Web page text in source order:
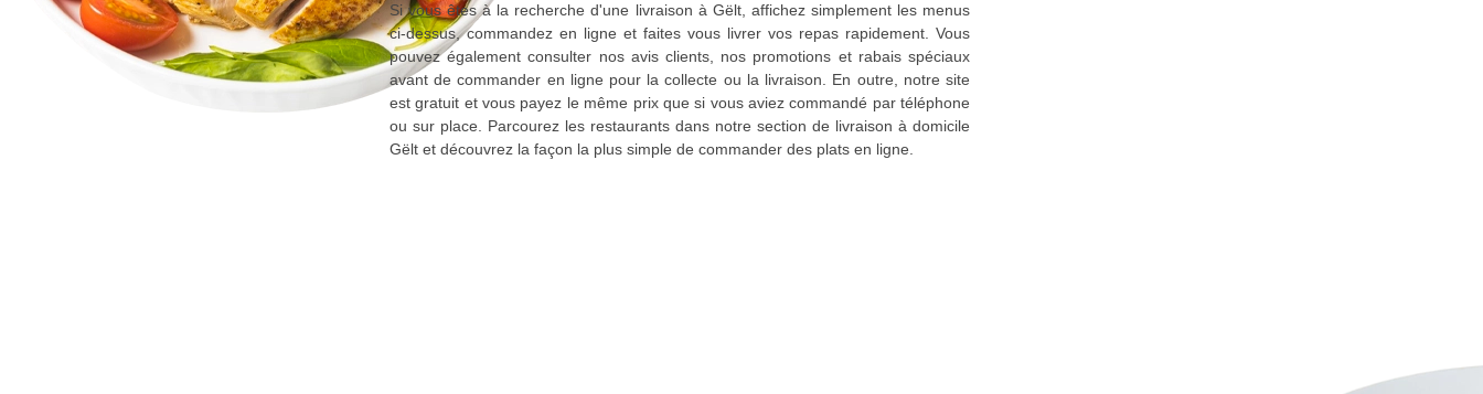
Si vous êtes à la recherche d'une livraison à Gëlt, affichez simplement les menus
ci-dessus, commandez en ligne et faites vous livrer vos repas rapidement. Vous
pouvez également consulter nos avis clients, nos promotions et rabais spéciaux
avant de commander en ligne pour la collecte ou la livraison. En outre, notre site
est gratuit et vous payez le même prix que si vous aviez commandé par téléphone
ou sur place. Parcourez les restaurants dans notre section de livraison à domicile
Gëlt et découvrez la façon la plus simple de commander des plats en ligne.